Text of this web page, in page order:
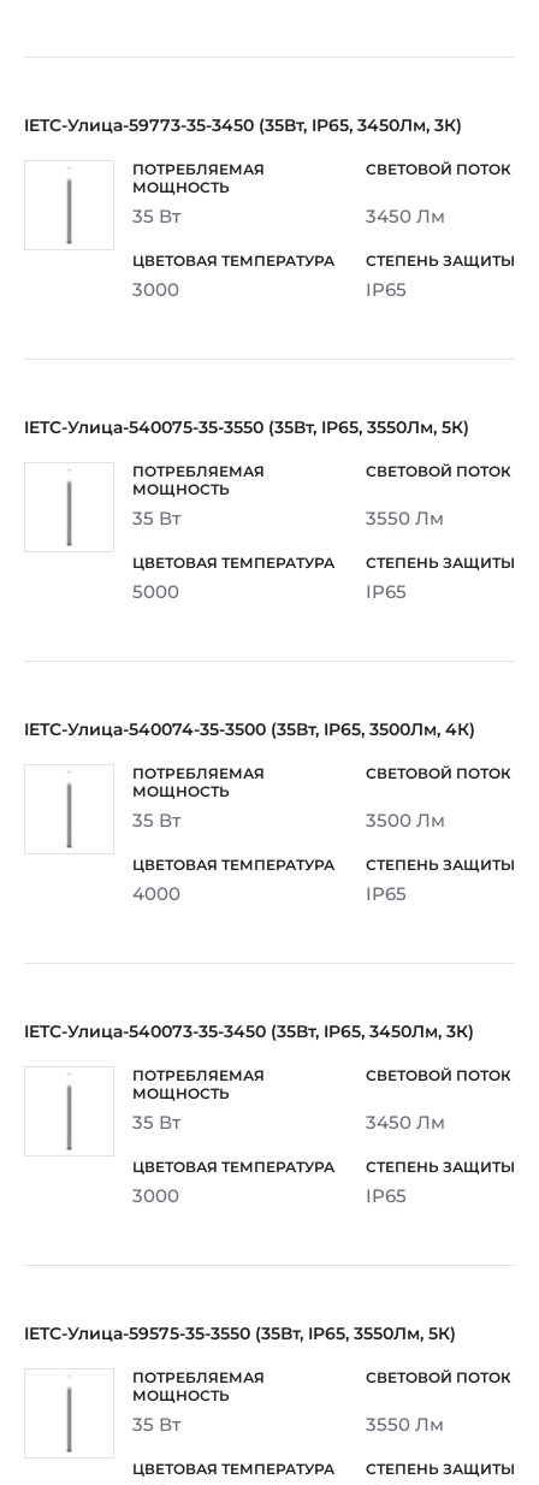
IETC-Улица-59773-35-3450 (35Вт, IP65, 3450Лм, 3К)
35 Вт 3450 Лм
3000 IP65
IETC-Улица-540075-35-3550 (35Вт, IP65, 3550Лм, 5К)
35 Вт 3550 Лм
5000 IP65
IETC-Улица-540074-35-3500 (35Вт, IP65, 3500Лм, 4К)
35 Вт 3500 Лм
4000 IP65
IETC-Улица-540073-35-3450 (35Вт, IP65, 3450Лм, 3К)
35 Вт 3450 Лм
3000 IP65
IETC-Улица-59575-35-3550 (35Вт, IP65, 3550Лм, 5К)
35 Вт 3550 Лм